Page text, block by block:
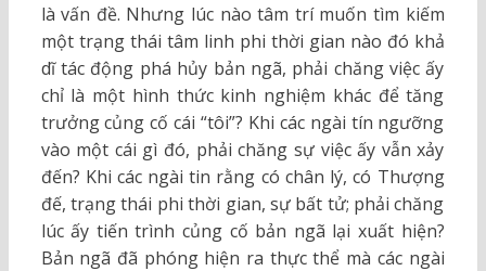
là vấn đề. Nhưng lúc nào tâm trí muốn tìm kiếm
một trạng thái tâm linh phi thời gian nào đó khả
dĩ tác động phá hủy bản ngã, phải chăng việc ấy
chỉ là một hình thức kinh nghiệm khác để tăng
trưởng củng cố cái “tôi”? Khi các ngài tín ngưỡng
vào một cái gì đó, phải chăng sự việc ấy vẫn xảy
đến? Khi các ngài tin rằng có chân lý, có Thượng
đế, trạng thái phi thời gian, sự bất tử; phải chăng
lúc ấy tiến trình củng cố bản ngã lại xuất hiện?
Bản ngã đã phóng hiện ra thực thể mà các ngài